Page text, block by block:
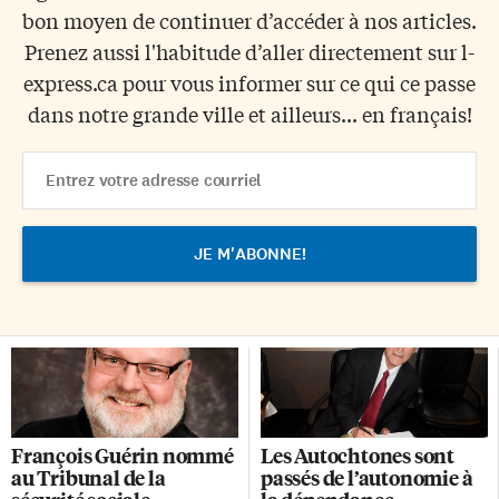
bon moyen de continuer d’accéder à nos articles.
Prenez aussi l'habitude d’aller directement sur l-
express.ca pour vous informer sur ce qui ce passe
dans notre grande ville et ailleurs... en français!
Address
François Guérin nommé
au Tribunal de la
Les Autochtones sont
passés de l’autonomie à